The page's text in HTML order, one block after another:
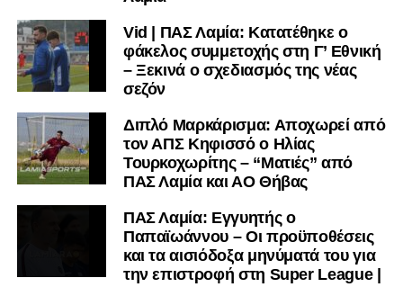
μαθαίνετε σε χρόνο dt όλα τα νέα.Vid | ΠΑΣ Λαμία: Κατατέθηκε ο
φάκελος συμμετοχής στη Γ’ Εθνική
– Ξεκινά ο σχεδιασμός της νέας
σεζόν
Διπλό Μαρκάρισμα: Αποχωρεί από
τον ΑΠΣ Κηφισσό ο Ηλίας
Τουρκοχωρίτης – “Ματιές” από
ΠΑΣ Λαμία και ΑΟ Θήβας
ΠΑΣ Λαμία: Εγγυητής ο
Παπαϊωάννου – Οι προϋποθέσεις
και τα αισιόδοξα μηνύματά του για
την επιστροφή στη Super League |